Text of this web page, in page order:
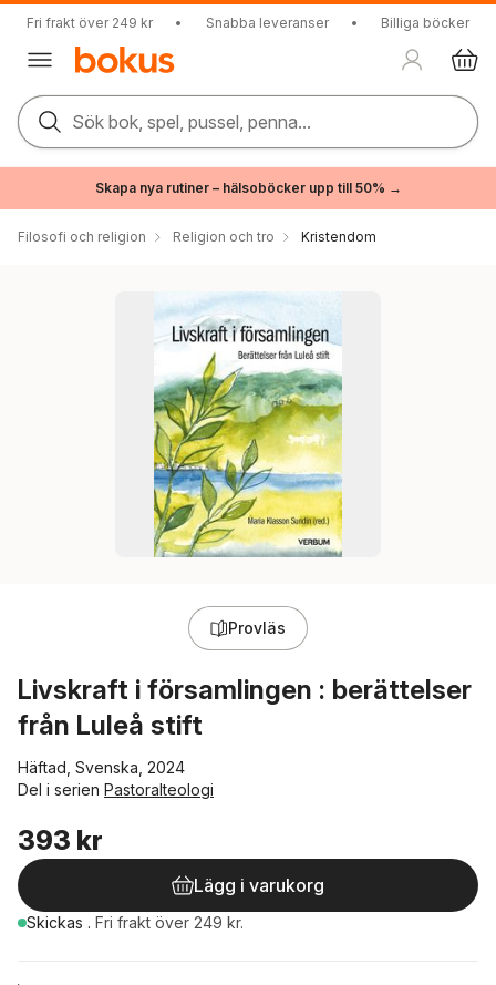
Fri frakt över 249 kr • Snabba leveranser • Billiga böcker
Sök bok, spel, pussel, penna...
Skapa nya rutiner – hälsoböcker upp till 50% →
Filosofi och religion Religion och tro Kristendom
Provläs
Livskraft i församlingen : berättelser
från Luleå stift
Häftad, Svenska, 2024
Del i serien Pastoralteologi
393 kr
Lägg i varukorg
Skickas . Fri frakt över 249 kr.